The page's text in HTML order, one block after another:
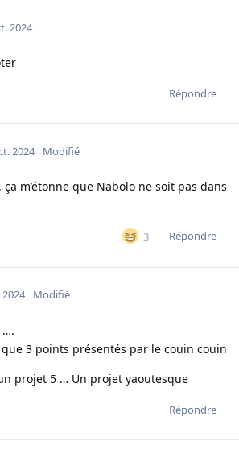
2024
Répondre
2024 Modifié
m’étonne que Nabolo ne soit pas dans
3 Répondre
Modifié
….
3 points présentés par le couin couin
projet 5 … Un projet yaoutesque
Répondre